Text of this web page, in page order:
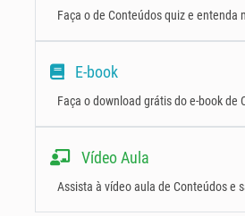
Faça o de Conteúdos quiz e entenda
E-book
Faça o download grátis do e-book de
Vídeo Aula
Assista à vídeo aula de Conteúdos e